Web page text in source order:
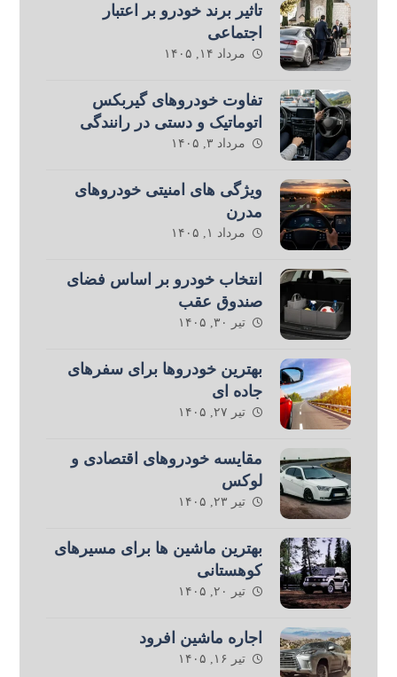
تاثیر برند خودرو بر اعتبار
اجتماعی
مرداد ۱۴, ۱۴۰۵
تفاوت خودروهای گیربکس
اتوماتیک و دستی در رانندگی
مرداد ۳, ۱۴۰۵
ویژگی های امنیتی خودروهای
مدرن
مرداد ۱, ۱۴۰۵
انتخاب خودرو بر اساس فضای
صندوق عقب
تیر ۳۰, ۱۴۰۵
بهترین خودروها برای سفرهای
جاده ای
تیر ۲۷, ۱۴۰۵
مقایسه خودروهای اقتصادی و
لوکس
تیر ۲۳, ۱۴۰۵
بهترین ماشین ها برای مسیرهای
کوهستانی
تیر ۲۰, ۱۴۰۵
اجاره ماشین افرود
تیر ۱۶, ۱۴۰۵